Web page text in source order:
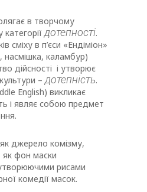
в творчому
категоріїдотепності.
сміху в п’єси «Ендіміон»
насмішка, каламбур)
дійсності і утворює
–дотепність.
English) викликає
і являє собою предмет
джерело комізму,
як фон маски
рисами
комедії масок.